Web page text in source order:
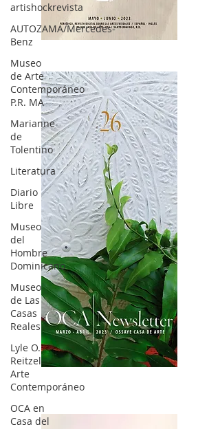
artishockrevista
AUTOZAMA/Mercedes-
Benz
Museo
de Arte
Contemporáneo
P.R. MA
Marianne
de
Tolentino
Literatura
Diario
Libre
Museo
del
Hombre
Dominicano
Museo
de Las
Casas
Reales
Lyle O.
Reitzel
Arte
Contemporáneo
OCA en
Casa del